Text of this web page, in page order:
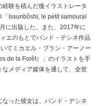
験を積んだ後イラストレータ
「Issunbôshi, le petit samouraï
に出版した。また、2017年に
エのもとでバンド・デシネ作品
てミカエル・ブラン・アーノー
de la Forêt）」のイラストを手
メディア媒体を通して、全世
った彼女は、バンド・デシネ